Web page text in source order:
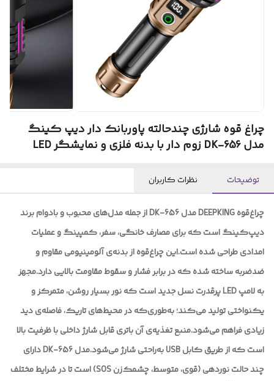
چراغ قوه شارژی چندحالته پاوربانک دار دیپ کینگ
مدل DK-656 زوم دار با بدنه فلزی و نمایشگر LED
توضیحات نظرات کاربران
چراغ‌قوه DEEPKING مدل DK-656 از جمله مدل‌های محبوب و بادوام برند
دیپ‌کینگ است که برای مصارف خانگی، سفر، کمپینگ و عملیات
امدادی طراحی شده است.این چراغ‌قوه از بدنه‌ی آلومینیومی مقاوم و
ضدضربه ساخته شده که در برابر فشار و سقوط مقاومت بالایی دارد.مجهز
به لامپ LED پرقدرت نسل جدید است که نور بسیار روشن، متمرکز و
یکنواختی تولید می‌کند؛ به‌طوری‌که در محیط‌های تاریک، فاصله‌ی دید
زیادی فراهم می‌شود.منبع تغذیه‌ی آن باتری قابل شارژ داخلی با ظرفیت بالا
است که از طریق کابل USB به‌راحتی شارژ می‌شود.مدل DK-656 دارای
چند حالت نوردهی (قوی، متوسط، چشمک‌زن SOS) است تا در شرایط مختلف